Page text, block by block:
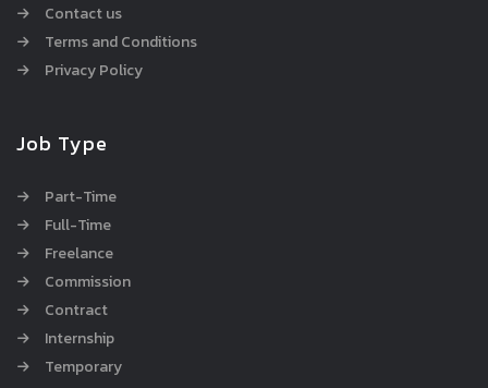
Contact us
Terms and Conditions
Privacy Policy
Job Type
Part-Time
Full-Time
Freelance
Commission
Contract
Internship
Temporary